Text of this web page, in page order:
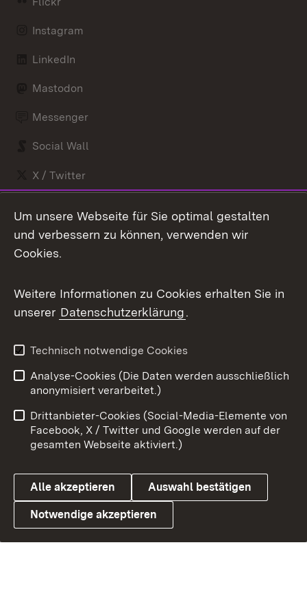
Instagram
LinkedIn
Mastodon
Messenger
Social Wall
X / Twitter
Link zum Landesportal
Impressum
Datenschutz
Cookies
Um unsere Webseite für Sie optimal gestalten
und verbessern zu können, verwenden wir
Cookies.
Weitere Informationen zu Cookies erhalten Sie in
unserer Datenschutzerklärung.
Technisch notwendige Cookies
Analyse-Cookies (Die Daten werden ausschließlich
anonymisiert verarbeitet.)
Drittanbieter-Cookies (Social-Media-Elemente von
Facebook, X / Twitter und Google werden auf der
gesamten Webseite aktiviert.)
Alle akzeptieren Auswahl bestätigen
Notwendige akzeptieren